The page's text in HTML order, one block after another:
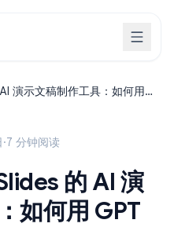
演示文稿制作工具：如何用
·7 分钟阅读
的 AI 演
如何用 GPT